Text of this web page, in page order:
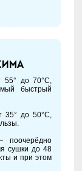
до 70°С,
быстрый
35° до 50°С,
сушки до 48
и при этом